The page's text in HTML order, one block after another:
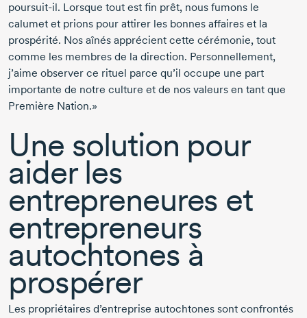
poursuit-il. Lorsque tout est fin prêt, nous fumons le
calumet et prions pour attirer les bonnes affaires et la
prospérité. Nos aînés apprécient cette cérémonie, tout
comme les membres de la direction. Personnellement,
j’aime observer ce rituel parce qu’il occupe une part
importante de notre culture et de nos valeurs en tant que
Première Nation.»
Une solution pour
aider les
entrepreneures et
entrepreneurs
autochtones à
prospérer
Les propriétaires d’entreprise autochtones sont confrontés